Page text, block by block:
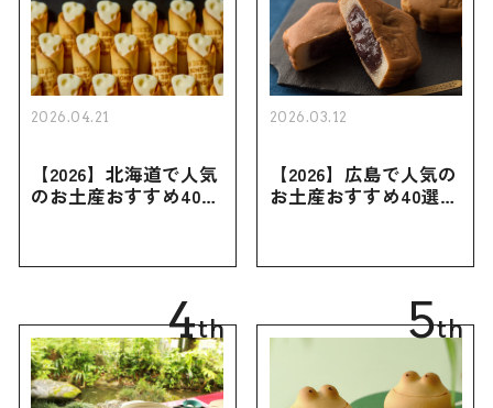
2026.04.21
【2026】北海道で人気
のお土産おすすめ40選
買えない限定品、女性
2026.03.12
【2026】広島で人気の
お土産おすすめ40選｜
き用、女性向けまで幅
4th 5th